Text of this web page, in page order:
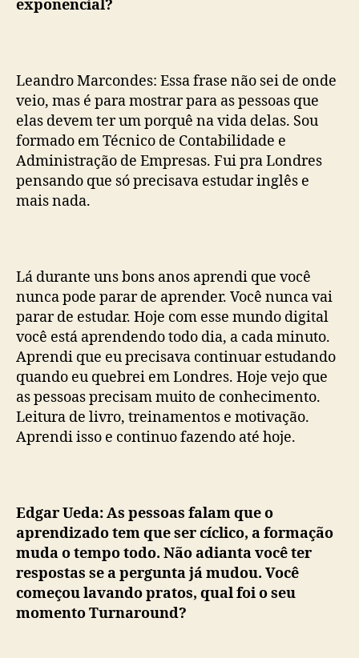
exponencial?
Leandro Marcondes: Essa frase não sei de onde
veio, mas é para mostrar para as pessoas que
elas devem ter um porquê na vida delas. Sou
formado em Técnico de Contabilidade e
Administração de Empresas. Fui pra Londres
pensando que só precisava estudar inglês e
mais nada.
Lá durante uns bons anos aprendi que você
nunca pode parar de aprender. Você nunca vai
parar de estudar. Hoje com esse mundo digital
você está aprendendo todo dia, a cada minuto.
Aprendi que eu precisava continuar estudando
quando eu quebrei em Londres. Hoje vejo que
as pessoas precisam muito de conhecimento.
Leitura de livro, treinamentos e motivação.
Aprendi isso e continuo fazendo até hoje.
Edgar Ueda: As pessoas falam que o
aprendizado tem que ser cíclico, a formação
muda o tempo todo. Não adianta você ter
respostas se a pergunta já mudou. Você
começou lavando pratos, qual foi o seu
momento Turnaround?